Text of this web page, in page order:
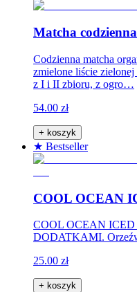
Matcha
Codzienna matcha
zmielone liście
z I i II zbioru, z ogro…
54.00 zł
+ koszyk
★ Bestseller
COOL OCEAN
COOL OCEAN
DODATKAMI.
25.00 zł
+ koszyk